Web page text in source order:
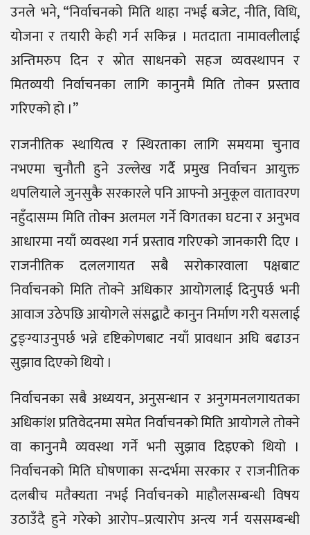
उनले भने, “निर्वाचनको मिति थाहा नभई बजेट, नीति, विधि,
योजना र तयारी केही गर्न सकिन्न । मतदाता नामावलीलाई
अन्तिमरुप दिन र स्रोत साधनको सहज व्यवस्थापन र
मितव्ययी निर्वाचनका लागि कानुनमै मिति तोक्न प्रस्ताव
गरिएको हो ।”
राजनीतिक स्थायित्व र स्थिरताका लागि समयमा चुनाव
नभएमा चुनौती हुने उल्लेख गर्दै प्रमुख निर्वाचन आयुक्त
थपलियाले जुनसुकै सरकारले पनि आफ्नो अनुकूल वातावरण
नहुँदासम्म मिति तोक्न अलमल गर्ने विगतका घटना र अनुभव
आधारमा नयाँ व्यवस्था गर्न प्रस्ताव गरिएको जानकारी दिए ।
राजनीतिक दललगायत सबै सरोकारवाला पक्षबाट
निर्वाचनको मिति तोक्ने अधिकार आयोगलाई दिनुपर्छ भनी
आवाज उठेपछि आयोगले संसद्बाटै कानुन निर्माण गरी यसलाई
टुङ्ग्याउनुपर्छ भन्ने दृष्टिकोणबाट नयाँ प्रावधान अघि बढाउन
सुझाव दिएको थियो ।
निर्वाचनका सबै अध्ययन, अनुसन्धान र अनुगमनलगायतका
अधिकांश प्रतिवेदनमा समेत निर्वाचनको मिति आयोगले तोक्ने
वा कानुनमै व्यवस्था गर्ने भनी सुझाव दिइएको थियो ।
निर्वाचनको मिति घोषणाका सन्दर्भमा सरकार र राजनीतिक
दलबीच मतैक्यता नभई निर्वाचनको माहौलसम्बन्धी विषय
उठाउँदै हुने गरेको आरोप–प्रत्यारोप अन्त्य गर्न यससम्बन्धी